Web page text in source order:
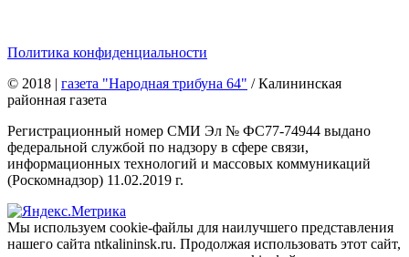
Политика конфиденциальности
© 2018
газета "Народная трибуна 64" / Калининская
районная газета
Регистрационный номер СМИ Эл № ФС77-74944 выдано
федеральной службой по надзору в сфере связи,
информационных технологий и массовых коммуникаций
(Роскомнадзор) 11.02.2019 г.
Мы используем cookie-файлы для наилучшего представления
нашего сайта ntkalininsk.ru. Продолжая использовать этот сайт,